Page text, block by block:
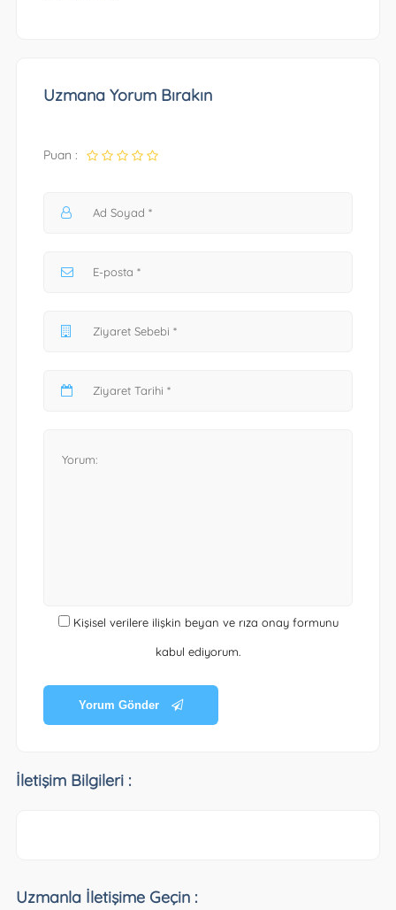
Uzmana Yorum Bırakın
Puan :
Kişisel verilere ilişkin beyan ve rıza onay formunu
kabul ediyorum.
Yorum Gönder
İletişim Bilgileri :
Uzmanla İletişime Geçin :